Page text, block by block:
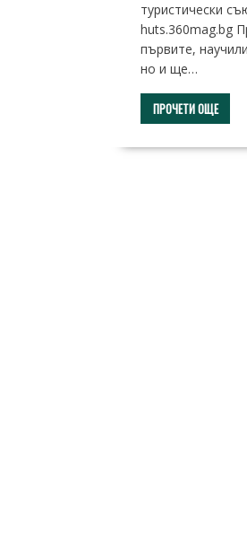
туристически
huts.360mag.bg
първите,
но и ще…
ПРОЧЕТИ ОЩЕ